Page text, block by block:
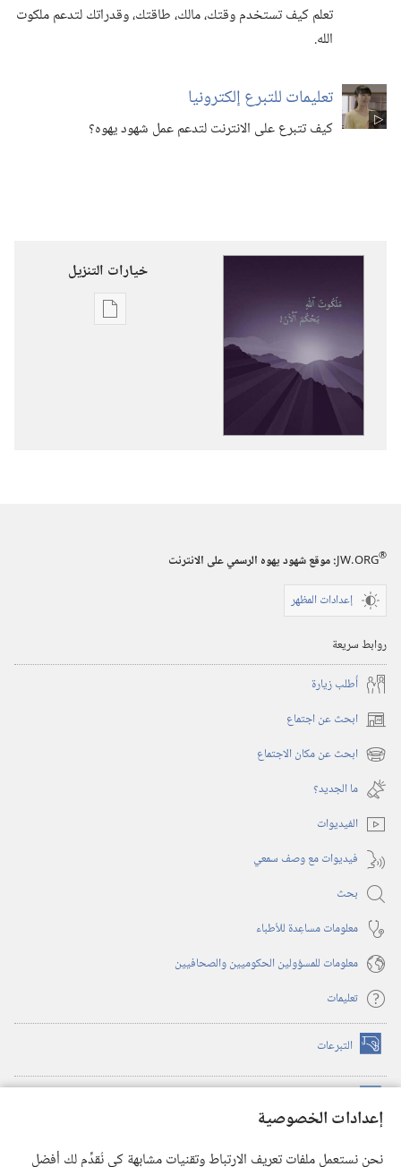
إعدادات الخصوصية
نحن نستعمل ملفات تعريف الارتباط وتقنيات مشابهة كي نُقدِّم لك أفضل
تعلم كيف تستخدم وقتك،‏ مالك،‏ طاقتك،‏ وقدراتك لتدعم ملكوت
الله.‏
تعليمات للتبرع إلكترونيا
كيف تتبرع على الانترنت لتدعم عمل شهود يهوه؟‏
خيارات التنزيل
خيارات
JW.ORG®
:‏ موقع شهود يهوه الرسمي على الانترنت
إعدادات المظهر
روابط سريعة
أُطلب زيارة
ابحث عن اجتماع (يفتح
نافذة
جديدة)
ابحث عن مكان الاجتماع (يفتح
نافذة
جديدة)
ما الجديد؟‏
الفيديوات
فيديوات مع وصف سمعي
بحث
معلومات مساعِدة للأطباء
معلومات للمسؤولين الحكوميين والصحافيين
تعليمات
التبرعات (يفتح
نافذة
(يفتح
نافذة
(يفتح